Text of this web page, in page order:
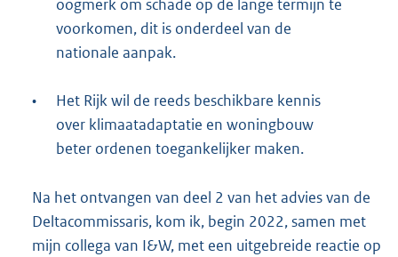
oogmerk om schade op de lange termijn te
voorkomen, dit is onderdeel van de
nationale aanpak.
•
Het Rijk wil de reeds beschikbare kennis
over klimaatadaptatie en woningbouw
beter ordenen toegankelijker maken.
Na het ontvangen van deel 2 van het advies van de
Deltacommissaris, kom ik, begin 2022, samen met
mijn collega van I&W, met een uitgebreide reactie op